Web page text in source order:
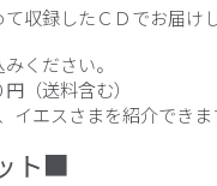
収録したＣＤでお届けし
ください。
（送料含む）
エスさまを紹介できま
ト■